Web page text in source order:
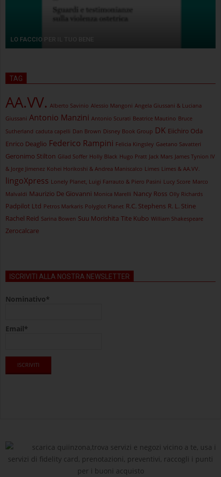
LO FACCIO PER IL TUO BENE
TAG
AA.VV. Alberto Savinio Alessio Mangoni Angela Giussani & Luciana
Giussani Antonio Manzini Antonio Scurati Beatrice Mautino Bruce
Sutherland caduta capelli Dan Brown Disney Book Group DK Eiichiro Oda
Enrico Deaglio Federico Rampini Felicia Kingsley Gaetano Savatteri
Geronimo Stilton Gilad Soffer Holly Black Hugo Pratt Jack Mars James Tynion IV
& Jorge Jimenez Kohei Horikoshi & Andrea Maniscalco Limes Limes & AA.VV.
lingoXpress Lonely Planet, Luigi Farrauto & Piero Pasini Lucy Score Marco
Malvaldi Maurizio De Giovanni Monica Marelli Nancy Ross Olly Richards
Padpilot Ltd Petros Markaris Polyglot Planet R.C. Stephens R. L. Stine
Rachel Reid Sarina Bowen Suu Morishita Tite Kubo William Shakespeare
Zerocalcare
ISCRIVITI ALLA NOSTRA NEWSLETTER
Nominativo*
Email*
scarica quiinzona,trova servizi e negozi vicino a te, usa i
servizi di fidelity card, prenotazioni, preventivi, raccogli i punti
per i buoni acquisto